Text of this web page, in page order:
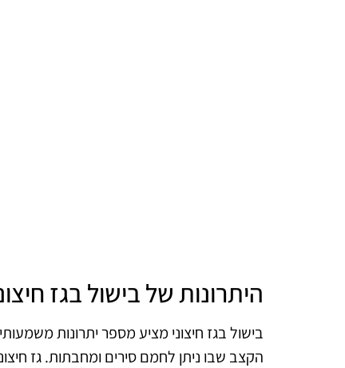
היתרונות של בישול בגז
בישול בגז חיצוני מציע מספר יתרונות
הקצב שבו ניתן לחמם סירים ומחבתות. גז